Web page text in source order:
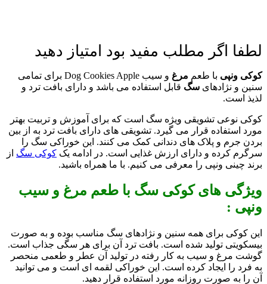
لطفا اگر مطلب مفید بود امتیاز دهید
کوکی ونپی با طعم مرغ
و سیب Dog Cookies Apple برای تمامی
سنین و نژادهای سگ قابل استفاده می باشد و دارای بافت ترد و
لذیذ است.
کوکی نوعی تشویقی ویژه سگ است که برای آموزش و تربیت بهتر
مورد استفاده قرار می گیرد. تشویقی های دارای بافت ترد به از بین
بردن جرم و پلاک های دندانی کمک می کنند. این خوراکی سگ را
سرگرم کرده و دارای ارزش غذایی است. در ادامه یک کوکی سگ از
برند چینی ونپی را معرفی می کنیم. با ما همراه باشید.
ویژگی های کوکی سگ با طعم مرغ و سیب
ونپی :
این کوکی برای همه سنین و نژادهای سگ مناسب بوده و به صورت
بیسکویتی تولید شده است. بافت ترد آن برای هر سگی جذاب است.
گوشت مرغ و سیب به کار رفته در تولید آن عطر و طعمی منحصر
به فرد را ایجاد کرده است. این خوراکی لقمه ای است و می توانید
آن را به صورت روزانه مورد استفاده قرار دهید.